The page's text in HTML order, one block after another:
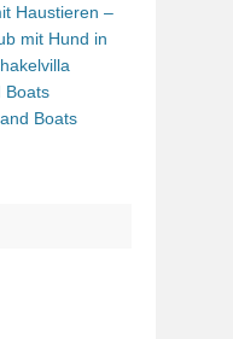
Haustieren –
mit Hund in
Boats
Boats